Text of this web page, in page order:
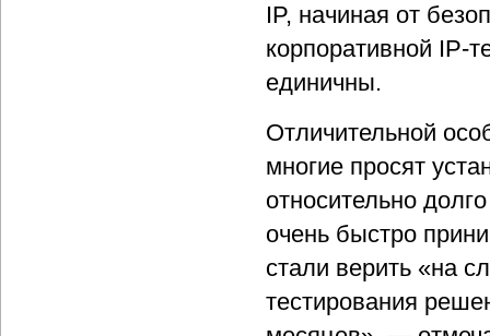
IP, начиная от
корпоративной IP-
единичны.
Отличительной
многие просят
относительно
очень быстро
стали верить «на
тестирования